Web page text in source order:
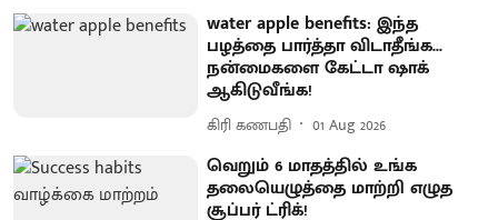
water apple benefits: இந்த
பழத்தை பார்த்தா விடாதீங்க...
நன்மைகளை கேட்டா ஷாக்
ஆகிடுவீங்க!
கிரி கணபதி 01 Aug 2026
வெறும் 6 மாதத்தில் உங்க
தலையெழுத்தை மாற்றி எழுத
சூப்பர் ட்ரிக்!